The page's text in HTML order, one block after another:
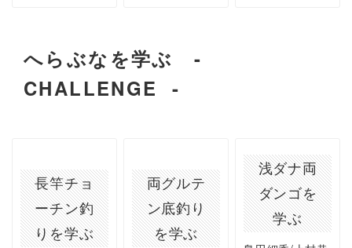
へらぶなを学ぶ -
CHALLENGE -
長竿チョ
ーチン釣
りを学ぶ
両グルテ
ン底釣り
を学ぶ
浅ダナ両
ダンゴを
学ぶ